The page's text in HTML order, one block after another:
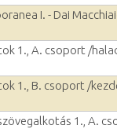
I. - Dai
1., A. csoport /
1., B. csoport /
1., A.